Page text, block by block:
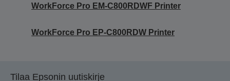
WorkForce Pro EM-C800RDWF Printer
WorkForce Pro EP-C800RDW Printer
Tilaa Epsonin uutiskirje